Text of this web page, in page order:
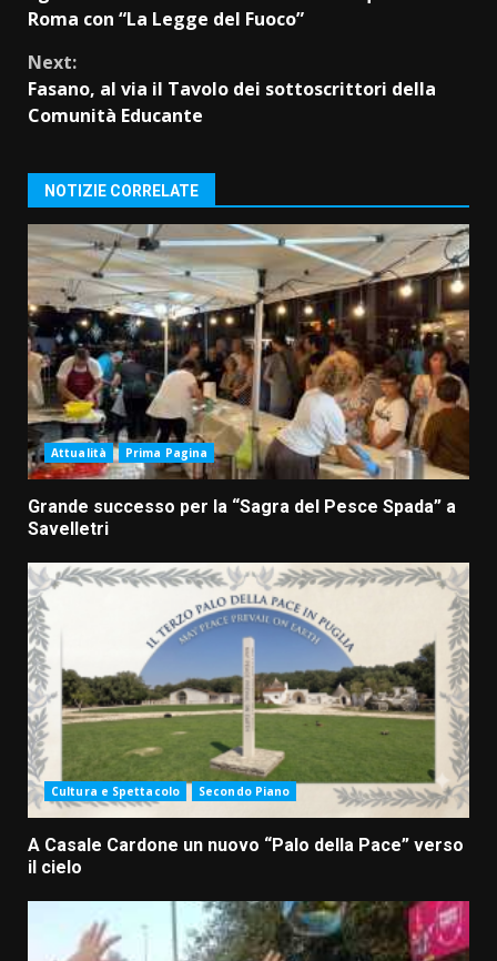
Reading
Roma con “La Legge del Fuoco”
Next:
Fasano, al via il Tavolo dei sottoscrittori della
Comunità Educante
NOTIZIE CORRELATE
Attualità Prima Pagina
Grande successo per la “Sagra del Pesce Spada” a
Savelletri
Cultura e Spettacolo Secondo Piano
A Casale Cardone un nuovo “Palo della Pace” verso
il cielo